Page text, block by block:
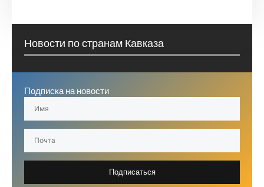
Новости по странам Кавказа
Подписка на новости
Подписаться